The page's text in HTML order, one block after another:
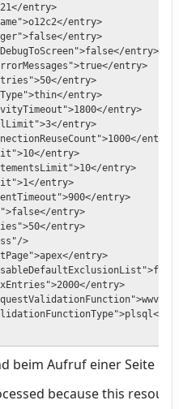
entry>
entry>
entry>
entry>
entry>
entry>
entry>
entry>
entry>
entry>
entry>
entry>
entry>
entry>
entry>
entry>
>
entry>
entry>
beim Aufruf einer Seite
because this